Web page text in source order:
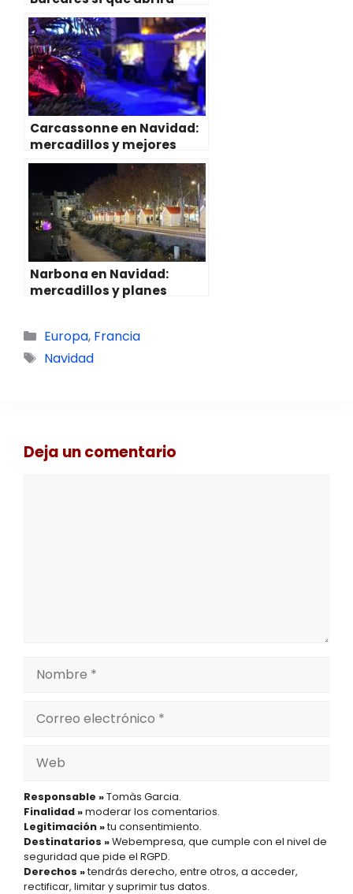
[Última hora Navidad
2025]
Carcassonne en Navidad:
mercadillos y mejores
planes (2025)
Narbona en Navidad:
mercadillos y planes
Categorías
Europa, Francia
Etiquetas
Navidad
Deja un comentario
Nombre
electrónico
Responsable »Tomàs Garcia.
Finalidad »moderar los comentarios.
Legitimación »tu consentimiento.
Destinatarios »Webempresa, que cumple con el nivel de
seguridad que pide el RGPD.
Derechos »tendrás derecho, entre otros, a acceder,
rectificar, limitar y suprimir tus datos.